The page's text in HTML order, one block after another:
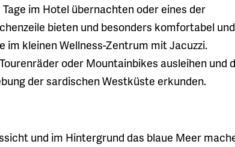
im Hotel übernachten oder eines der
bieten und besonders komfortabel und
im kleinen Wellness-Zentrum mit Jacuzzi.
oder Mountainbikes ausleihen und
der sardischen Westküste erkunden.
und im Hintergrund das blaue Meer